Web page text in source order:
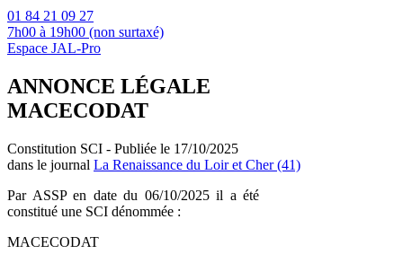
01 84 21 09 27
7h00 à 19h00 (non surtaxé)
Espace JAL-Pro
ANNONCE LÉGALE
MACECODAT
Constitution SCI - Publiée le 17/10/2025
dans le journal La Renaissance du Loir et Cher (41)
Par ASSP en date du 06/10/2025 il a été
constitué une SCI dénommée :
MACECODAT